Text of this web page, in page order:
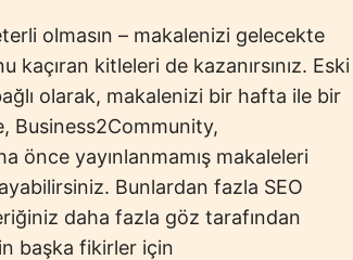
olmasın – makalenizi gelecekte
kaçıran kitleleri de kazanırsınız. Eski
olarak, makalenizi bir hafta ile bir
Business2Community,
önce yayınlanmamış makaleleri
Bunlardan fazla SEO
daha fazla göz tarafından
başka fikirler için